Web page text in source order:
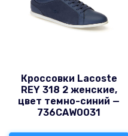
Кроссовки Lacoste
REY 318 2 женские,
цвет темно-синий —
736CAW0031